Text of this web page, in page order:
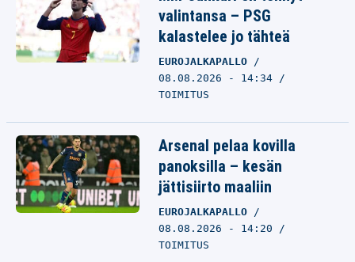
valintansa – PSG
kalastelee jo tähteä
EUROJALKAPALLO
08.08.2026 - 14:34
TOIMITUS
Arsenal pelaa kovilla
panoksilla – kesän
jättisiirto maaliin
EUROJALKAPALLO
08.08.2026 - 14:20
TOIMITUS